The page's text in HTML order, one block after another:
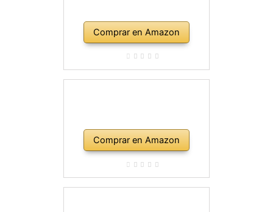
Comprar en Amazon
Comprar en Amazon